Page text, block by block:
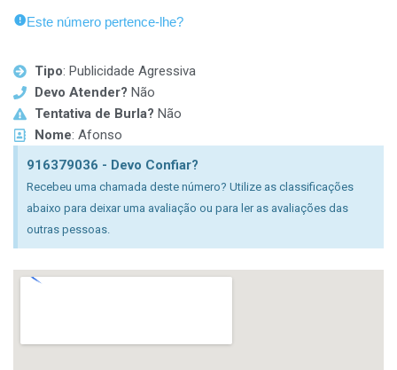
Este número pertence-lhe?
Tipo: Publicidade Agressiva
Devo Atender? Não
Tentativa de Burla? Não
Nome: Afonso
916379036 - Devo Confiar?
Recebeu uma chamada deste número? Utilize as classificações
abaixo para deixar uma avaliação ou para ler as avaliações das
outras pessoas.